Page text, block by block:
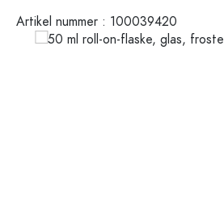
Artikel nummer : 100039420